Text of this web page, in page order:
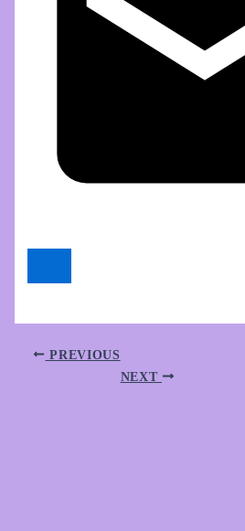
PREVIOUS
NEXT